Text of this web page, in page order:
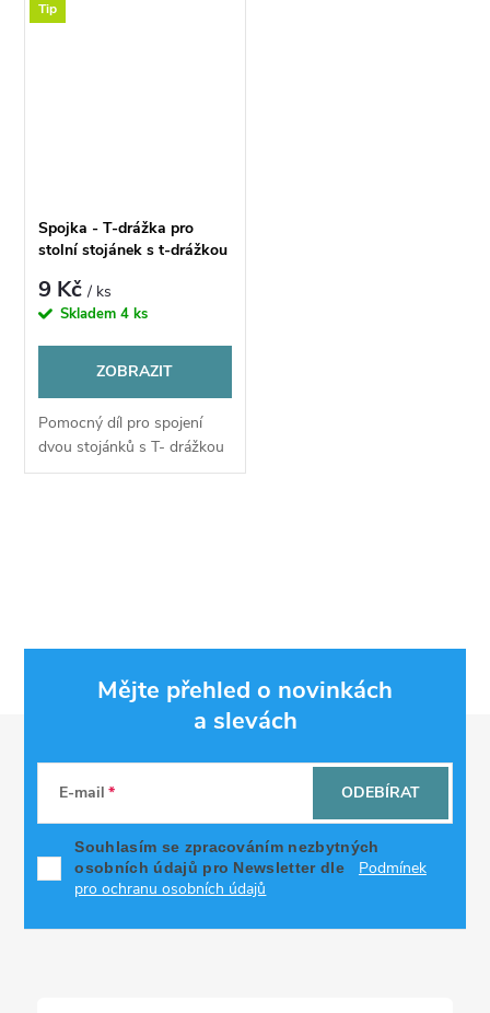
Tip
Spojka - T-drážka pro
stolní stojánek s t-drážkou
9 Kč/ ks
Skladem4 ks
ZOBRAZIT
Pomocný díl pro spojení
dvou stojánků s T- drážkou
a
í
p
r
Mějte přehled o novinkách
a slevách
E-mail
Souhlasím se zpracováním nezbytných
osobních údajů pro Newsletter dle
Podmínek
pro ochranu osobních údajů
ODEBÍRAT